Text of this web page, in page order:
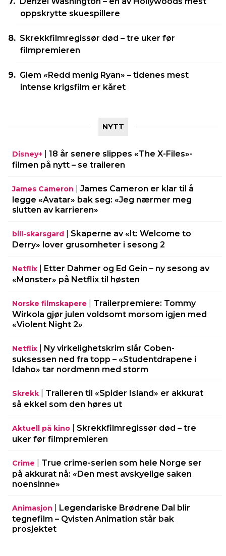
oppskrytte skuespillere
Skrekkfilmregissør død – tre uker før
filmpremieren
Glem «Redd menig Ryan» – tidenes mest
intense krigsfilm er kåret
NYTT
Disney+
18 år senere slippes «The X-Files»-
filmen på nytt – se traileren
James Cameron
James Cameron er klar til å
legge «Avatar» bak seg: «Jeg nærmer meg
slutten av karrieren»
bill-skarsgard
Skaperne av «It: Welcome to
Derry» lover grusomheter i sesong 2
Netflix
Etter Dahmer og Ed Gein – ny sesong av
«Monster» på Netflix til høsten
Norske filmskapere
Trailerpremiere: Tommy
Wirkola gjør julen voldsomt morsom igjen med
«Violent Night 2»
Netflix
Ny virkelighetskrim slår Coben-
suksessen ned fra topp – «Studentdrapene i
Idaho» tar nordmenn med storm
Skrekk
Traileren til «Spider Island» er akkurat
så ekkel som den høres ut
Aktuell på kino
Skrekkfilmregissør død – tre
uker før filmpremieren
Crime
True crime-serien som hele Norge ser
på akkurat nå: «Den mest avskyelige saken
noensinne»
Animasjon
Legendariske Brødrene Dal blir
tegnefilm – Qvisten Animation står bak
prosjektet